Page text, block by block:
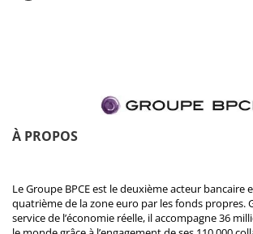
À PROPOS
Le Groupe BPCE est le deuxième acteur bancaire
quatrième de la zone euro par les fonds propres.
service de l’économie réelle, il accompagne 36